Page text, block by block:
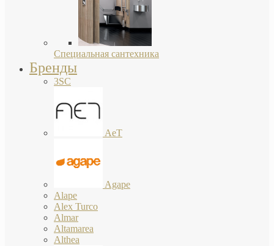
Специальная сантехника
Бренды
3SC
AeT
Agape
Alape
Alex Turco
Almar
Altamarea
Althea